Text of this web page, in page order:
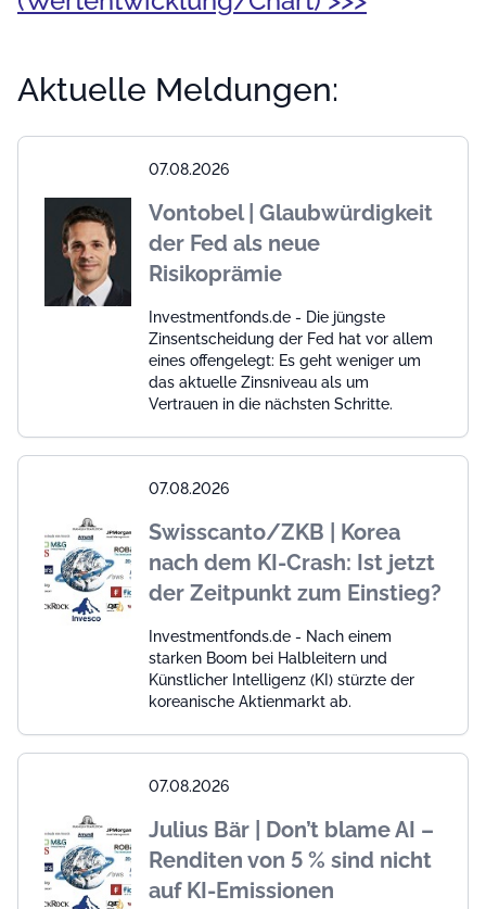
Aktuelle Meldungen:
07.08.2026
Vontobel | Glaubwürdigkeit
der Fed als neue
Risikoprämie
Investmentfonds.de - Die jüngste
Zinsentscheidung der Fed hat vor allem
eines offengelegt: Es geht weniger um
das aktuelle Zinsniveau als um
Vertrauen in die nächsten Schritte.
07.08.2026
Swisscanto/ZKB | Korea
nach dem KI-Crash: Ist jetzt
der Zeitpunkt zum Einstieg?
Investmentfonds.de - Nach einem
starken Boom bei Halbleitern und
Künstlicher Intelligenz (KI) stürzte der
koreanische Aktienmarkt ab.
07.08.2026
Julius Bär | Don’t blame AI –
Renditen von 5 % sind nicht
auf KI-Emissionen